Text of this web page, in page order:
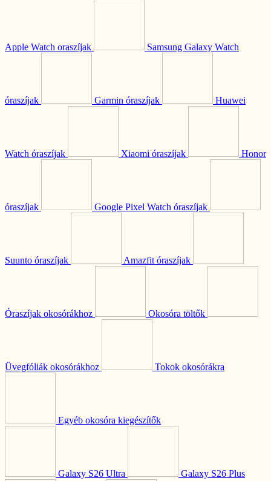
Apple Watch oraszíjak Samsung Galaxy Watch
óraszíjak Garmin óraszíjak Huawei
Watch óraszíjak Xiaomi óraszíjak Honor
óraszíjak Google Pixel Watch óraszíjak
Suunto óraszíjak Amazfit óraszíjak
Óraszíjak okosórákhoz Okosóra töltők
Üvegfóliák okosórákhoz Tokok okosórákra
Egyéb okosóra kiegészítők
Galaxy S26 Ultra Galaxy S26 Plus